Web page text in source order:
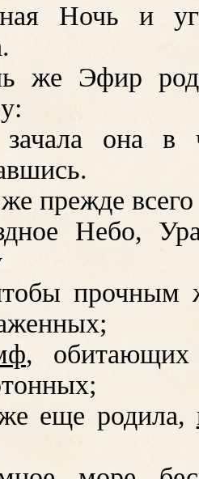
Ночь и
же Эфир
она в
прежде
Небо,
прочным
,
еще родила,